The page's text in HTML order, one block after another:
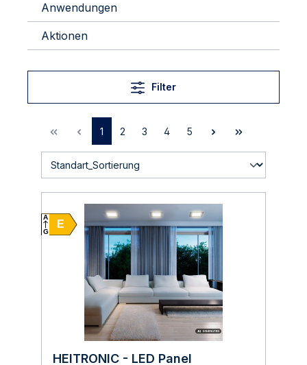
Anwendungen
Aktionen
Filter
1 2 3 4 5
E
A
G
HEITRONIC - LED Panel